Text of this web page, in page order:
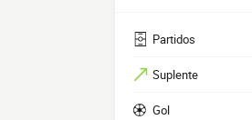
Partidos
Suplente
Gol